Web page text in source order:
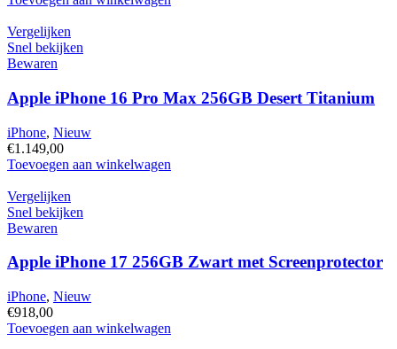
Pro
M5
13
WiFi
+
Cellular
512GB
Space
Black
hoeveelheid
Vergelijken
Snel bekijken
Bewaren
Apple iPhone 16 Pro Max 256GB Desert Titanium
iPhone, Nieuw
€1.149,00
Apple
16
Pro
Max
Desert
Titanium
hoeveelheid
Toevoegen aan winkelwagen
Vergelijken
Snel bekijken
Bewaren
Apple iPhone 17 256GB Zwart met Screenprotector
iPhone, Nieuw
€918,00
Apple
Toevoegen aan winkelwagen